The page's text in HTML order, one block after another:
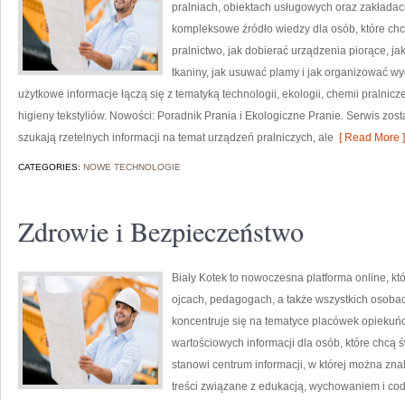
pralniach, obiektach usługowych oraz
kompleksowe źródło wiedzy dla osób, które
pralnictwo, jak dobierać urządzenia piorące,
tkaniny, jak usuwać plamy i jak organizować
użytkowe informacje łączą się z tematyką technologii, ekologii, chemii
higieny tekstyliów. Nowości: Poradnik Prania i Ekologiczne Pranie. Serwis
szukają rzetelnych informacji na temat urządzeń pralniczych, ale [ Read More ]
CATEGORIES: NOWE TECHNOLOGIE
Zdrowie i Bezpieczeństwo
Biały Kotek to nowoczesna platforma online,
ojcach, pedagogach, a także wszystkich
koncentruje się na tematyce placówek
wartościowych informacji dla osób, które chcą
stanowi centrum informacji, w której można
treści związane z edukacją, wychowaniem i